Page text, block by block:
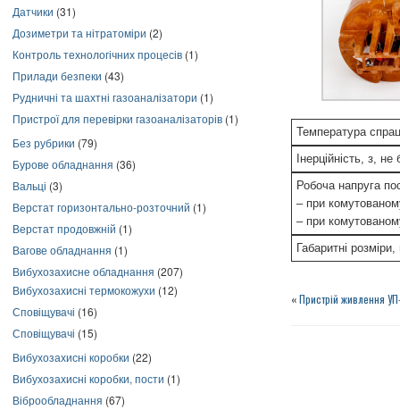
Датчики (31)
Дозиметри та нітратоміри (2)
Контроль технологічних процесів (1)
Прилади безпеки (43)
Рудничні та шахтні газоаналізатори (1)
Пристрої для перевірки газоаналізаторів (1)
Без рубрики (79)
Бурове обладнання (36)
Вальці (3)
Верстат горизонтально-розточний (1)
Верстат продовжній (1)
Вагове обладнання (1)
Вибухозахисне обладнання (207)
Вибухозахисні термокожухи (12)
Сповіщувачі (16)
Сповіщувачі (15)
Вибухозахисні коробки (22)
Вибухозахисні коробки, пости (1)
Віброобладнання (67)
Температура
Інерційність, з, не
Робоча напруга
– при
– при
Габаритні
«Пристрій живлення